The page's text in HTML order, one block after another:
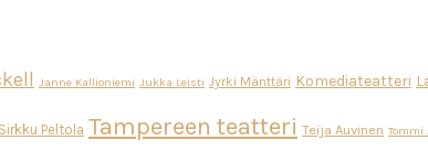
Janne Kallioniemi Jukka Leisti Jyrki Mänttäri Komediateatteri
Sirkku Peltola Tampereen teatteri Teija Auvinen Tommi